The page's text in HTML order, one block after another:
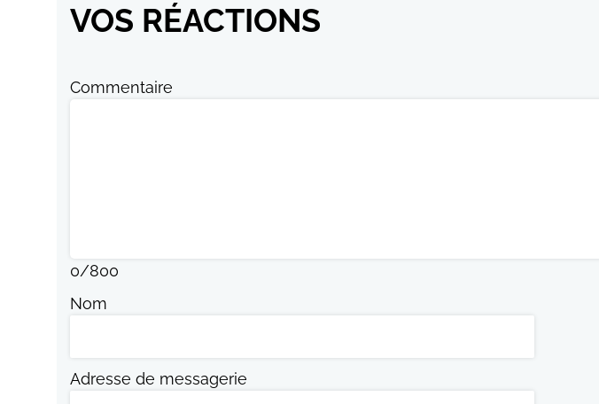
VOS RÉACTIONS
Commentaire
0/800
Nom
Adresse de messagerie